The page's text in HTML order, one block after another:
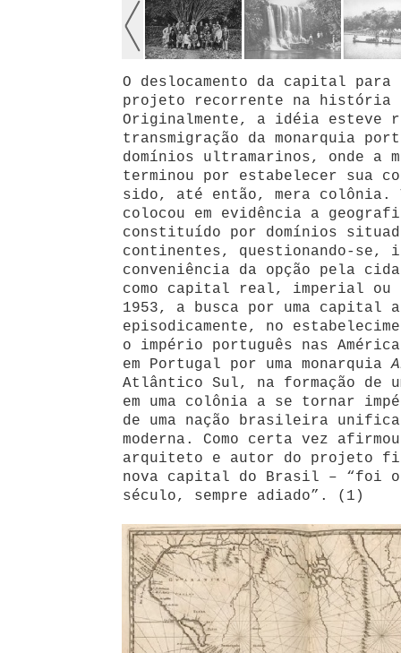
O deslocamento da capital
projeto recorrente na história
Originalmente, a idéia esteve
transmigração da monarquia
domínios ultramarinos, onde a
terminou por estabelecer sua
sido, até então, mera colônia.
colocou em evidência a
constituído por domínios
continentes, questionando-se,
conveniência da opção pela
como capital real, imperial ou
1953, a busca por uma capital
episodicamente, no
o império português nas
em Portugal por uma monarquia
Atlântico Sul, na formação de
em uma colônia a se tornar
de uma nação brasileira
moderna. Como certa vez
arquiteto e autor do projeto
nova capital do Brasil – “foi o
século, sempre adiado”. (1)